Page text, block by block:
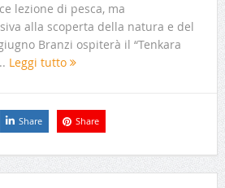
lezione di pesca, ma
alla scoperta della natura e del
Branzi ospiterà il “Tenkara
Leggi tutto
Share Share